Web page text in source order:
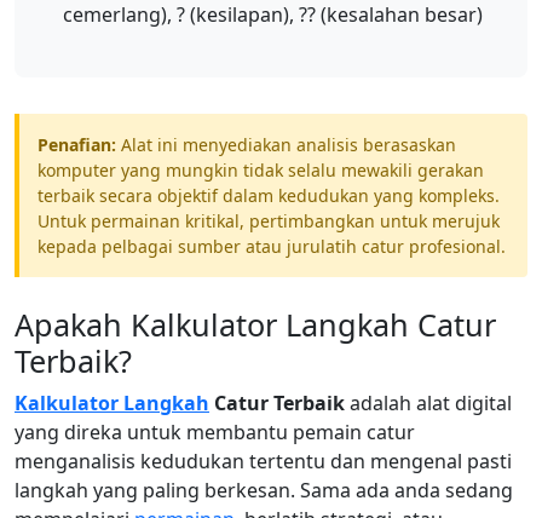
cemerlang), ? (kesilapan), ?? (kesalahan besar)
Penafian: Alat ini menyediakan analisis berasaskan
komputer yang mungkin tidak selalu mewakili gerakan
terbaik secara objektif dalam kedudukan yang kompleks.
Untuk permainan kritikal, pertimbangkan untuk merujuk
kepada pelbagai sumber atau jurulatih catur profesional.
Apakah Kalkulator Langkah Catur
Terbaik?
Kalkulator Langkah Catur Terbaikadalah alat digital
yang direka untuk membantu pemain catur
menganalisis kedudukan tertentu dan mengenal pasti
langkah yang paling berkesan. Sama ada anda sedang